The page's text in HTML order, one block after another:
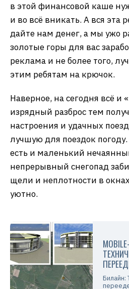
в этой финансовой каше
и во всё вникать. А вся эта
дайте нам денег, а мы ужо
золотые горы для вас
реклама и не более того,
этим ребятам на крючок.
Наверное, на сегодня всё и
изрядный разброс тем
настроения и удачных
лучшую для поездок
есть и маленький
непрерывный снегопад
щели и неплотности в
уютно.
Билайн: